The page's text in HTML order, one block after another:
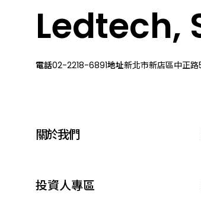
Ledtech,
電話02-2218-6891地址新北市新店區中正
關於我們
投資人專區